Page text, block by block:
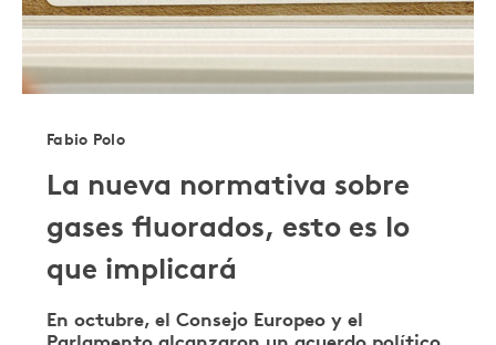
Fabio Polo
La nueva normativa sobre
gases fluorados, esto es lo
que implicará
En octubre, el Consejo Europeo y el